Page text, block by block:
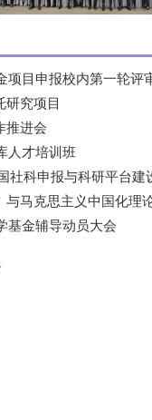
项目申报校内第一轮评
研究项目
推进会
人才培训班
社科申报与科研平台建
马克思主义中国化理
基金辅导动员大会